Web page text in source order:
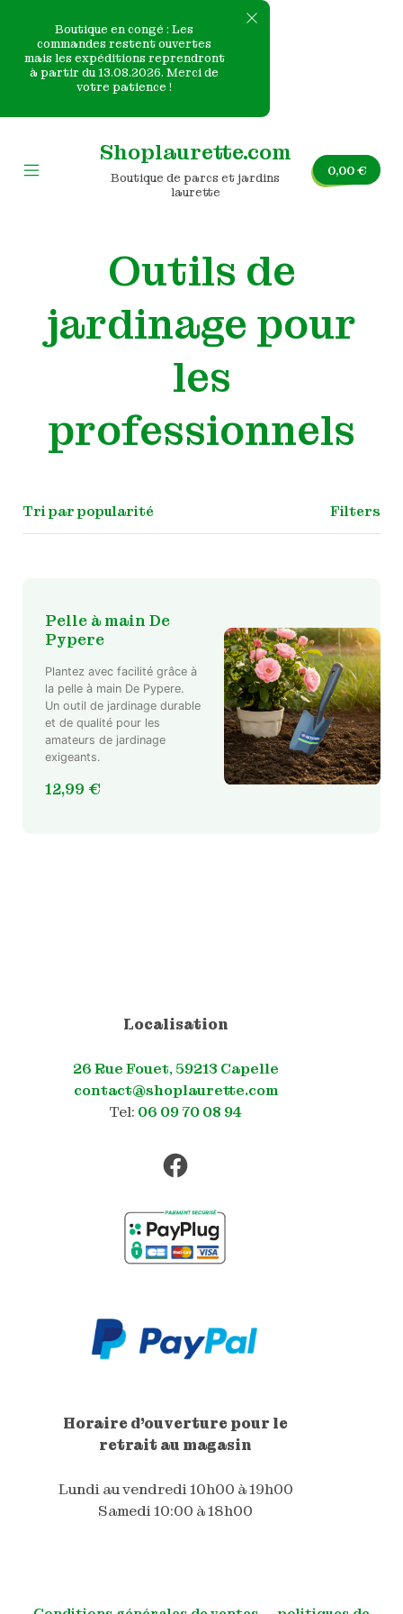
Boutique en congé : Les
commandes restent ouvertes
mais les expéditions reprendront
à partir du 13.08.2026. Merci de
votre patience !
content
Shoplaurette.com
Boutique de parcs et jardins
laurette
0,00€
Outils de
jardinage pour
les
professionnels
Filters
Pelle à main De
Pypere
Plantez avec facilité grâce à
la pelle à main De Pypere.
Un outil de jardinage durable
et de qualité pour les
amateurs de jardinage
exigeants.
12,99 €
Localisation
26 Rue Fouet, 59213 Capelle
contact@shoplaurette.com
Tel: 06 09 70 08 94
Facebook
Horaire d'ouverture pour le
retrait au magasin
Lundi au vendredi 10h00 à 19h00
Samedi 10:00 à 18h00